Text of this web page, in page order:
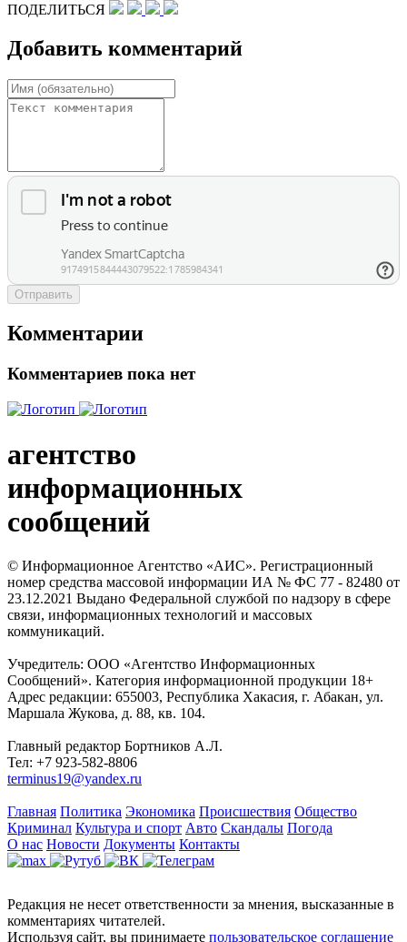
ПОДЕЛИТЬСЯ
Добавить комментарий
Отправить
Комментарии
Комментариев пока нет
агентство
информационных
сообщений
© Информационное Агентство «АИС». Регистрационный
номер средства массовой информации ИА № ФС 77 - 82480 от
23.12.2021 Выдано Федеральной службой по надзору в сфере
связи, информационных технологий и массовых
коммуникаций.
Учредитель: ООО «Агентство Информационных
Сообщений». Категория информационной продукции 18+
Адрес редакции: 655003, Республика Хакасия, г. Абакан, ул.
Маршала Жукова, д. 88, кв. 104.
Главный редактор Бортников А.Л.
Тел: +7 923-582-8806
terminus19@yandex.ru
Главная Политика Экономика Происшествия Общество
Криминал Культура и спорт Авто Скандалы Погода
О нас Новости Документы Контакты
Редакция не несет ответственности за мнения, высказанные в
комментариях читателей.
Используя сайт, вы принимаете пользовательское соглашение